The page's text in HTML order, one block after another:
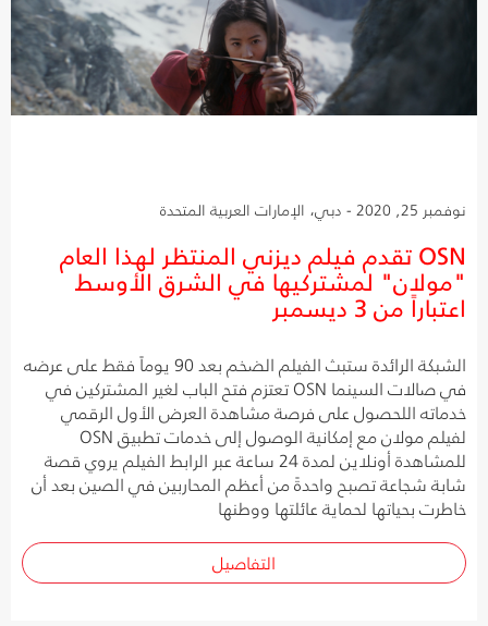
نوفمبر 25, 2020 - دبي، الإمارات العربية المتحدة
OSN تقدم فيلم ديزني المنتظر لهذا العام
"مولان" لمشتركيها في الشرق الأوسط
اعتباراً من 3 ديسمبر
الشبكة الرائدة ستبث الفيلم الضخم بعد 90 يوماً فقط على عرضه
في صالات السينما OSN تعتزم فتح الباب لغير المشتركين في
خدماته اللحصول على فرصة مشاهدة العرض الأول الرقمي
لفيلم مولان مع إمكانية الوصول إلى خدمات تطبيق OSN
للمشاهدة أونلاين لمدة 24 ساعة عبر الرابط الفيلم يروي قصة
شابة شجاعة تصبح واحدةً من أعظم المحاربين في الصين بعد أن
خاطرت بحياتها لحماية عائلتها ووطنها
التفاصيل